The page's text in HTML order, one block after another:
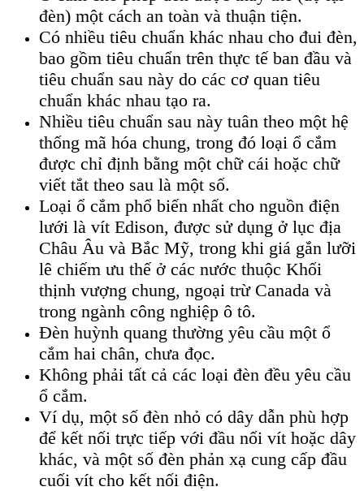
đèn) một cách an toàn và thuận tiện.
Có nhiều tiêu chuẩn khác nhau cho đui đèn,
bao gồm tiêu chuẩn trên thực tế ban đầu và
tiêu chuẩn sau này do các cơ quan tiêu
chuẩn khác nhau tạo ra.
Nhiều tiêu chuẩn sau này tuân theo một hệ
thống mã hóa chung, trong đó loại ổ cắm
được chỉ định bằng một chữ cái hoặc chữ
viết tắt theo sau là một số.
Loại ổ cắm phổ biến nhất cho nguồn điện
lưới là vít Edison, được sử dụng ở lục địa
Châu Âu và Bắc Mỹ, trong khi giá gắn lưỡi
lê chiếm ưu thế ở các nước thuộc Khối
thịnh vượng chung, ngoại trừ Canada và
trong ngành công nghiệp ô tô.
Đèn huỳnh quang thường yêu cầu một ổ
cắm hai chân, chưa đọc.
Không phải tất cả các loại đèn đều yêu cầu
ổ cắm.
Ví dụ, một số đèn nhỏ có dây dẫn phù hợp
để kết nối trực tiếp với đầu nối vít hoặc dây
khác, và một số đèn phản xạ cung cấp đầu
cuối vít cho kết nối điện.